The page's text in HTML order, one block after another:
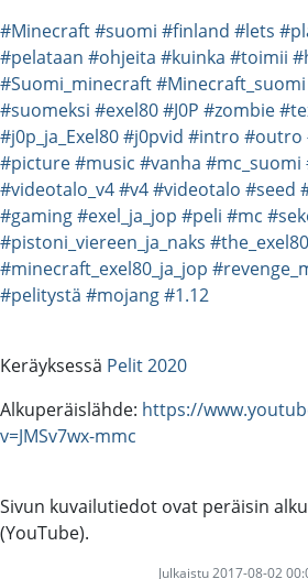
#Minecraft#suomi #finland #lets
#pelataan #ohjeita #kuinka #toimii
#Suomi_minecraft#Minecraft_suomi
#suomeksi #exel80#J0P #zombie
#j0p_ja_Exel80#j0pvid #intro #outro
#picture#music #vanha #mc_suomi
#videotalo_v4#v4#videotalo #seed
#gaming#exel_ja_jop #peli #mc
#pistoni_viereen_ja_naks #the_exel80
#minecraft_exel80_ja_jop
#pelitystä #mojang#1.12
Keräyksessä Pelit 2020
Alkuperäislähde: https://
v=JMSv7wx-mmc
Sivun kuvailutiedot ovat peräisin
(YouTube).
Julkaistu 2017-08-02